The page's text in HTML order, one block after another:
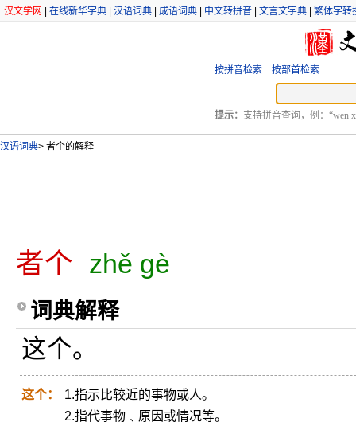
汉文学网 在线新华字典 汉语词典 成语词典 中文转拼音 文言文字典 繁体字转
按拼音检索 按部首检索
提示： 支持拼音查询，例：“wen
汉语词典> 者个的解释
者个 zhě gè
词典解释
这个。
这个：
1.指示比较近的事物或人。
2.指代事物﹑原因或情况等。